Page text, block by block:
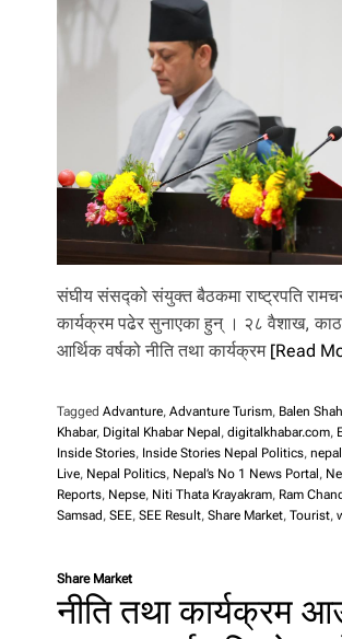
संघीय संसद्को संयुक्त बैठकमा राष्ट्रपति
कार्यक्रम पढेर सुनाएका हुन् । २८ वैशाख,
आर्थिक वर्षको नीति तथा कार्यक्रम [Read
Tagged Advanture, Advanture Turism, Balen Shah
Khabar, Digital Khabar Nepal , digitalkhabar.com,
Inside Stories, Inside Stories Nepal Politics, nepal
Live, Nepal Politics, Nepal’s No 1 News Portal ,
Reports, Nepse, Niti Thata Krayakram, Ram
Samsad , SEE, SEE Result, Share Market, Tourist,
Share Market
नीति तथा कार्यक्रम